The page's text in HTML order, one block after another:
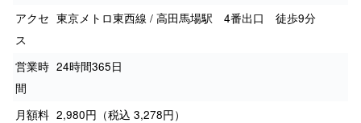
アクセ
ス
東京メトロ東西線 / 高田馬場駅 4番出口 徒歩9分
営業時
間
24時間365日
月額料 2,980円（税込 3,278円）